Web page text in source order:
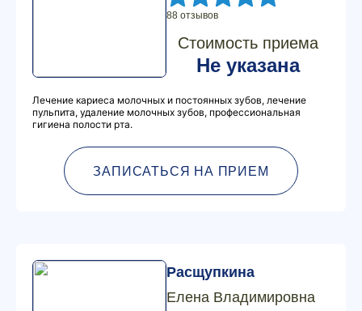
88 отзывов
Стоимость приема
Не указана
Лечение кариеса молочных и постоянных зубов, лечение
пульпита, удаление молочных зубов, профессиональная
гигиена полости рта.
ЗАПИСАТЬСЯ НА ПРИЕМ
Расщупкина
Елена Владимировна